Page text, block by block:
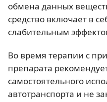
обмена данных
средство включает в
слабительным
Во время терапии с
препарата
самостоятельного
автотранспорта и не